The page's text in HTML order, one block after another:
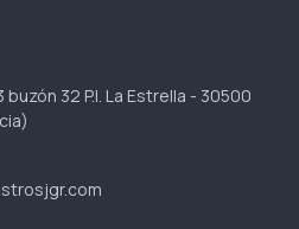
buzón 32 P.I. La Estrella - 30500